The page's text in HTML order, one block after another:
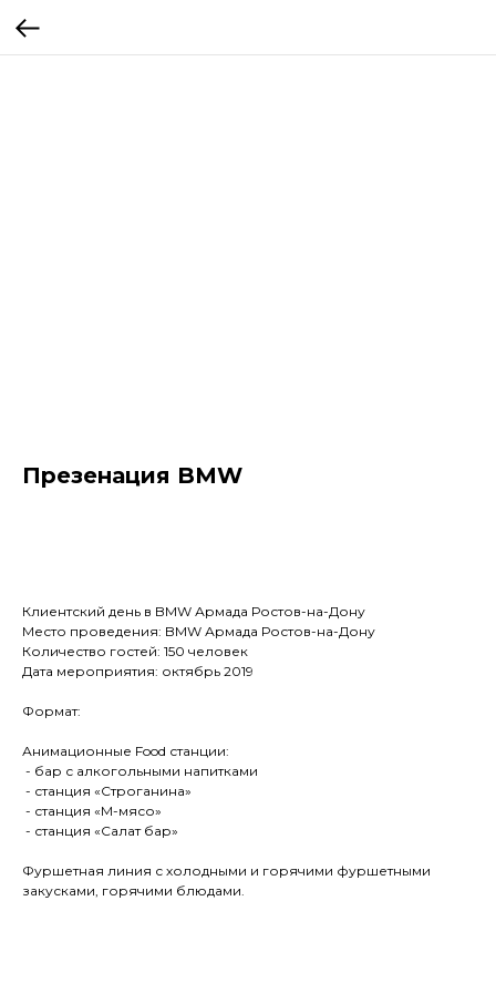
Презенация BMW
Клиентский день в BMW Армада Ростов-на-Дону
Место проведения: BMW Армада Ростов-на-Дону
Количество гостей: 150 человек
Дата мероприятия: октябрь 2019
Формат:
Анимационные Food станции:
- бар с алкогольными напитками
- станция «Строганина»
- станция «М-мясо»
- станция «Салат бар»
Фуршетная линия с холодными и горячими фуршетными
закусками, горячими блюдами.